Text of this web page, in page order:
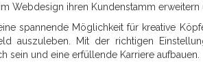
Webdesign ihren Kundenstamm erweitern
spannende Möglichkeit für kreative
auszuleben. Mit der richtigen
und eine erfüllende Karriere aufbauen.